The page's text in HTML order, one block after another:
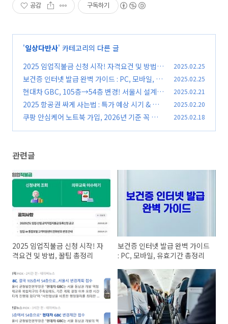
공감 구독하기
'일상다반사' 카테고리의 다른 글
2025 임업직불금 신청 시작! 자격요건 및 방법,
꿀팁 총정리
(0)
2025.02.25
보건증 인터넷 발급 완벽 가이드 : PC, 모바일, 유
효기간 총정리 (0)
2025.02.25
현대차 GBC, 105층→54층 변경! 서울시 설계안
제출
(0)
2025.02.21
2025 항공권 싸게 사는법 : 특가 예상 시기 & 항
공사별 프로모션 (0)
2025.02.20
쿠팡 안심케어 노트북 가입, 2026년 기준 꼭 필요
2025.02.18
관련글
2025 임업직불금 신청 시작! 자
격요건 및 방법, 꿀팁 총정리
보건증 인터넷 발급 완벽 가이드
: PC, 모바일, 유효기간 총정리